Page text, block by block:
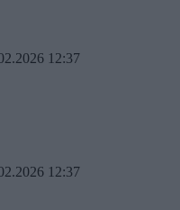
12:37
12:37